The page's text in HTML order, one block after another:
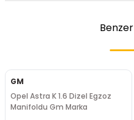
Benzer
GM
Opel Astra K 1.6 Dizel Egzoz
Manifoldu Gm Marka